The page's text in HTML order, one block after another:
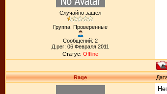
Случайно зашел
Группа: Проверенные
Сообщений: 2
Д.рег: 06 Февраля 2011
Статус: Offline
Rage